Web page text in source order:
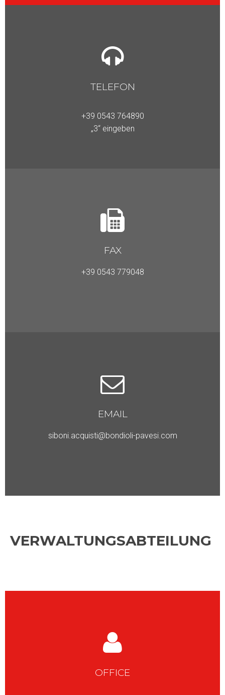
TELEFON
+39 0543 764890
„3“ eingeben
FAX
+39 0543 779048
EMAIL
siboni.acquisti@bondioli-pavesi.com
VERWALTUNGSABTEILUNG
OFFICE